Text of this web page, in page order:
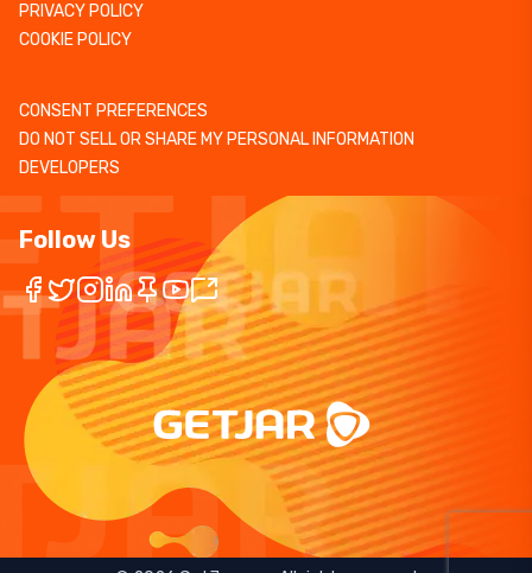
PRIVACY POLICY
COOKIE POLICY
CONSENT PREFERENCES
DO NOT SELL OR SHARE MY PERSONAL INFORMATION
DEVELOPERS
Follow Us